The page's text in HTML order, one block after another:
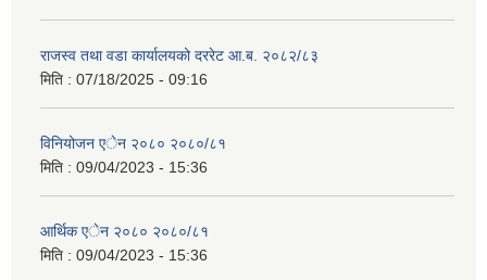
राजस्व तथा वडा कार्यालयको दररेट आ.ब. २०८२/८३
मिति : 07/18/2025 - 09:16
विनियोजन एेन २०८० २०८०/८१
मिति : 09/04/2023 - 15:36
आर्थिक एेन २०८० २०८०/८१
मिति : 09/04/2023 - 15:36